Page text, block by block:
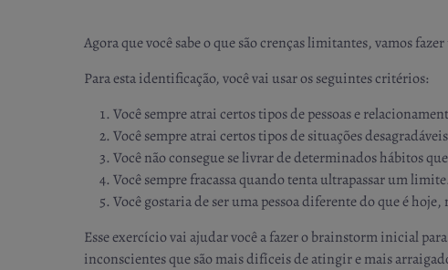
Agora que você sabe o que são crenças limitantes, vamos
Para esta identificação, você vai usar os seguintes critérios:
Você sempre atrai certos tipos de pessoas e
Você sempre atrai certos tipos de situações
Você não consegue se livrar de determinados hábitos
Você sempre fracassa quando tenta ultrapassar um
Você gostaria de ser uma pessoa diferente do que é
Esse exercício vai ajudar você a fazer o brainstorm inicial
inconscientes que são mais difíceis de atingir e mais